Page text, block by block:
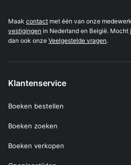
Maak contact met één van onze
vestigingen in Nederland en België.
dan ook onze Veelgestelde vragen.
Klantenservice
Boeken bestellen
Boeken zoeken
Boeken verkopen